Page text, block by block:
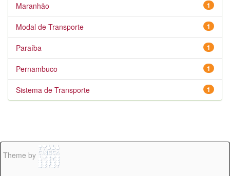
1
Maranhão
1
Modal de Transporte
1
Paraíba
1
Pernambuco
1
Sistema de Transporte
Theme by